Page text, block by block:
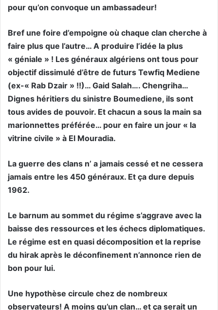
pour qu’on convoque un ambassadeur!
Bref une foire d’empoigne où chaque clan cherche à
faire plus que l’autre… A produire l’idée la plus
« géniale » ! Les généraux algériens ont tous pour
objectif dissimulé d’être de futurs Tewfiq Mediene
(ex-« Rab Dzair » !!)… Gaid Salah…. Chengriha…
Dignes héritiers du sinistre Boumediene, ils sont
tous avides de pouvoir. Et chacun a sous la main sa
marionnettes préférée… pour en faire un jour « la
vitrine civile » à El Mouradia.
La guerre des clans n’ a jamais cessé et ne cessera
jamais entre les 450 généraux. Et ça dure depuis
1962.
Le barnum au sommet du régime s’aggrave avec la
baisse des ressources et les échecs diplomatiques.
Le régime est en quasi décomposition et la reprise
du hirak après le déconfinement n’annonce rien de
bon pour lui.
Une hypothèse circule chez de nombreux
observateurs! A moins qu’un clan… et ça serait un